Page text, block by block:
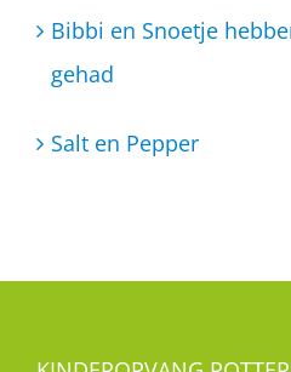
Bibbi en Snoetje
gehad
Salt en Pepper